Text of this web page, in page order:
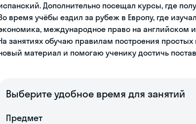
Дополнительно посещал курсы, где
время учёбы ездил за рубеж в Европу, где
международное право на английском
занятиях обучаю правилам построения
материал и помогаю ученику достичь
Выберите удобное время для занятий
Предмет